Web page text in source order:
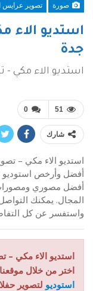
صورة
استديو الاء
جدة
استديو الاء مكي -
0 51
شارك
أفضل وأرخص
أفضل مصوري
المجال. يمكنك
واستفسر عن كل
استديو الاء مكي –
اختر من خلال
استوديو لتصوير